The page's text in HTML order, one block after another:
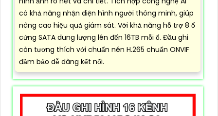
có khả năng nhận diện hình người thông minh, giúp
nâng cao hiệu quả giám sát. Với khả năng hỗ trợ 8 ổ
cứng SATA dung lượng lên đến 16TB mỗi ổ. Đầu ghi
còn tương thích với chuẩn nén H.265 chuẩn ONVIF
đảm bảo dễ dàng kết nối.